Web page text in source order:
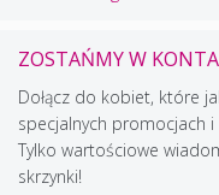
ZOSTAŃMY W
Dołącz do kobiet, które
specjalnych promocjach
Tylko wartościowe
skrzynki!